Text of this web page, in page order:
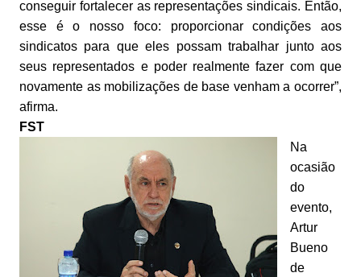
conseguir fortalecer as representações sindicais. Então,
esse é o nosso foco: proporcionar condições aos
sindicatos para que eles possam trabalhar junto aos
seus representados e poder realmente fazer com que
novamente as mobilizações de base venham a ocorrer”,
afirma.
FST
Na
ocasião
do
evento,
Artur
Bueno
de